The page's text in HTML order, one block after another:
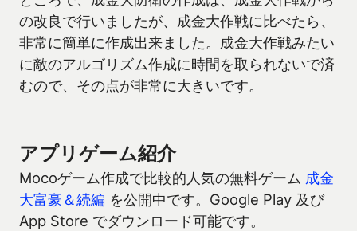
の改良で行いましたが、成金大作戦に比べたら、
非常に簡単に作成出来ました。成金大作戦みたい
に敵のアルゴリズム作成に時間を取られないで済
むので、その点が非常に大きいです。
アプリゲーム紹介
Mocoゲーム作成で比較的人気の無料ゲーム 成金
大富豪＆続編 を公開中です。Google Play 及び
App Store でダウンロード可能です。